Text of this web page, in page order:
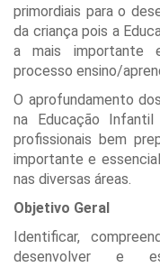
primordiais para o
da criança pois a
a mais importante
processo ensino/
O aprofundamento
na Educação
profissionais bem
importante e
nas diversas áreas.
Objetivo Geral
Identificar,
desenvolver e